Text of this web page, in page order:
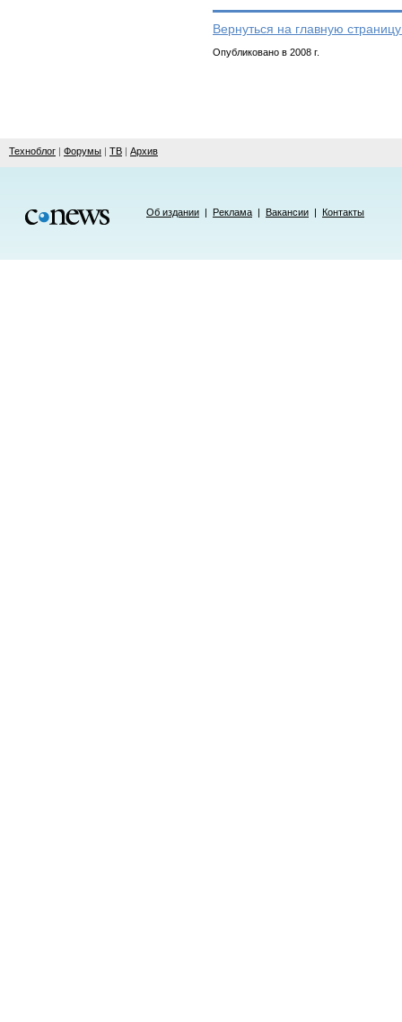
Вернуться на главную
Опубликовано в 2008 г.
Техноблог | Форумы | ТВ | Архив
Об издании | Реклама | Вакансии | Контакты